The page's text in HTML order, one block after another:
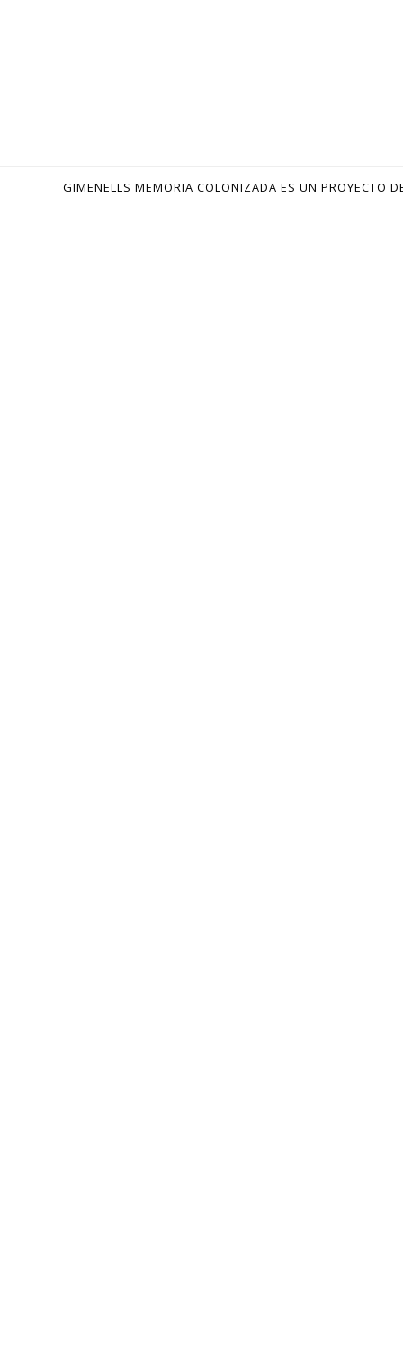
GIMENELLS MEMORIA COLONIZADA ES UN PROYECTO